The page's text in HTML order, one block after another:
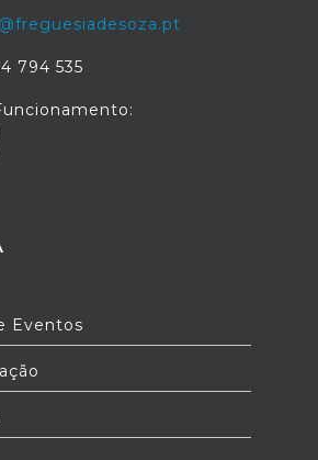
794 535
Eventos